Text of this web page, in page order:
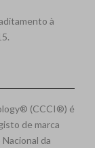
à
(CCCI®) é
de marca
da